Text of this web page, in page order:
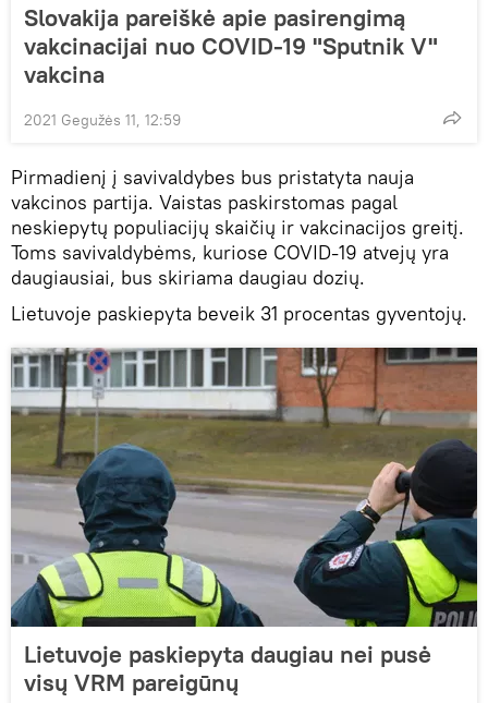
Slovakija pareiškė apie pasirengimą
vakcinacijai nuo COVID-19 "Sputnik V"
vakcina
2021 Gegužės 11, 12:59
Pirmadienį į savivaldybes bus pristatyta nauja
vakcinos partija. Vaistas paskirstomas pagal
neskiepytų populiacijų skaičių ir vakcinacijos greitį.
Toms savivaldybėms, kuriose COVID-19 atvejų yra
daugiausiai, bus skiriama daugiau dozių.
Lietuvoje paskiepyta beveik 31 procentas gyventojų.
Lietuvoje paskiepyta daugiau nei pusė
visų VRM pareigūnų